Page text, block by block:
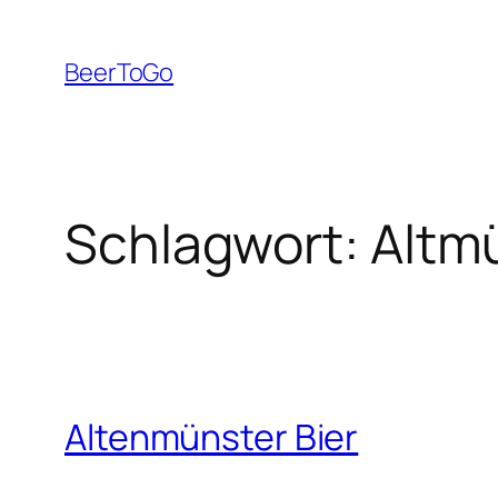
Inhalt
springen
BeerToGo
Schlagwort:
Altenmünster Bier